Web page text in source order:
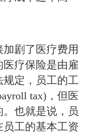
剧了医疗费用
疗保险是由雇
定，员工的工
tax)，但医
也就是说，员
工的基本工资